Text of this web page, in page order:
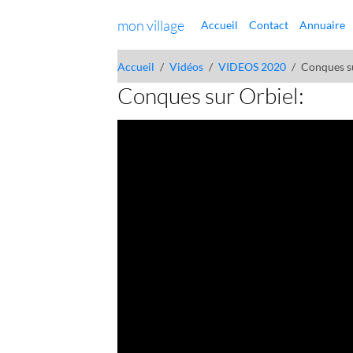
mon village Accueil Contact Annuaire
Accueil Vidéos VIDEOS 2020 Conques
Conques sur Orbiel: